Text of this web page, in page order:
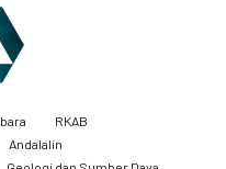
RKAB
Andalalin